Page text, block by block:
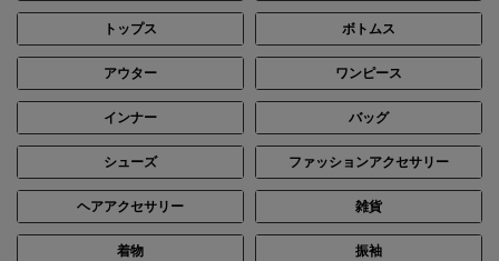
トップス ボトムス
アウター ワンピース
インナー バッグ
シューズ ファッションアクセサリー
ヘアアクセサリー 雑貨
着物 振袖